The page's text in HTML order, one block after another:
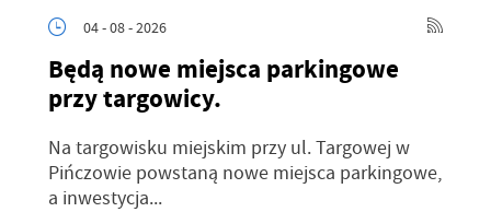
04 - 08 - 2026
Będą nowe miejsca parkingowe
przy targowicy.
Na targowisku miejskim przy ul. Targowej w
Pińczowie powstaną nowe miejsca parkingowe,
a inwestycja...